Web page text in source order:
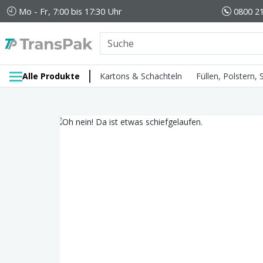
Mo - Fr, 7:00 bis 17:30 Uhr 0800
Alle Produkte Kartons & Schachteln Füllen, Polstern,